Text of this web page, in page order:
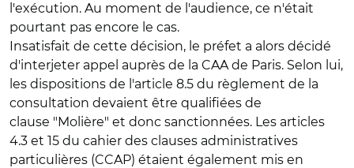
l'exécution. Au moment de l'audience, ce n'était
pourtant pas encore le cas.
Insatisfait de cette décision, le préfet a alors décidé
d'interjeter appel auprès de la CAA de Paris. Selon lui,
les dispositions de l'article 8.5 du règlement de la
consultation devaient être qualifiées de
clause "Molière" et donc sanctionnées. Les articles
4.3 et 15 du cahier des clauses administratives
particulières (CCAP) étaient également mis en